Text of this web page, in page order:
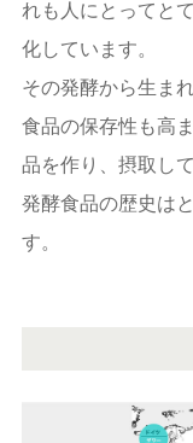
れも人にとってと
化しています。
その発酵から生ま
食品の保存性も高
品を作り、摂取し
発酵食品の歴史は
す。